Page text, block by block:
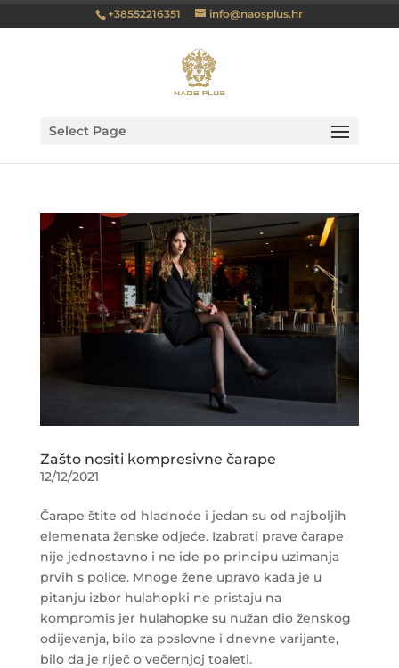
+38552216351 info@naosplus.hr
Select Page
Zašto nositi kompresivne čarape
12/12/2021
Čarape štite od hladnoće i jedan su od najboljih
elemenata ženske odjeće. Izabrati prave čarape
nije jednostavno i ne ide po principu uzimanja
prvih s police. Mnoge žene upravo kada je u
pitanju izbor hulahopki ne pristaju na
kompromis jer hulahopke su nužan dio ženskog
odijevanja, bilo za poslovne i dnevne varijante,
bilo da je riječ o večernjoj toaleti.